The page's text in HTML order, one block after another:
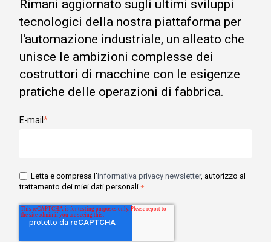
Rimani aggiornato sugli ultimi sviluppi
tecnologici della nostra piattaforma per
l'automazione industriale, un alleato che
unisce le ambizioni complesse dei
costruttori di macchine con le esigenze
pratiche delle operazioni di fabbrica.
E-mail*
Letta e compresa l'informativa privacy newsletter, autorizzo al
trattamento dei miei dati personali. *